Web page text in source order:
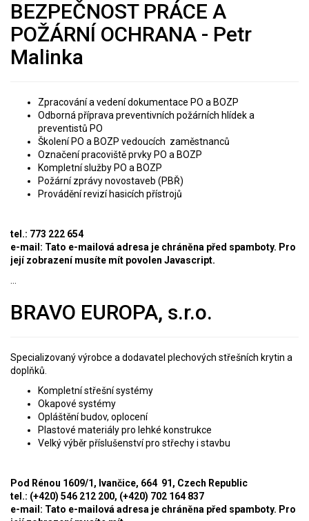
BEZPEČNOST PRÁCE A
POŽÁRNÍ OCHRANA - Petr
Malinka
Zpracování a vedení dokumentace PO a BOZP
Odborná příprava preventivních požárních hlídek a
preventistů PO
Školení PO a BOZP vedoucích zaměstnanců
Označení pracoviště prvky PO a BOZP
Kompletní služby PO a BOZP
Požární zprávy novostaveb (PBŘ)
Provádění revizí hasicích přístrojů
tel.: 773 222 654
e-mail: Tato e-mailová adresa je chráněna před spamboty. Pro
její zobrazení musíte mít povolen Javascript.
BRAVO EUROPA, s.r.o.
Specializovaný výrobce a dodavatel plechových střešních krytin a
doplňků.
Kompletní střešní systémy
Okapové systémy
Opláštění budov, oplocení
Plastové materiály pro lehké konstrukce
Velký výběr příslušenství pro střechy i stavbu
Pod Rénou 1609/1, Ivančice, 664 91, Czech Republic
tel.: (+420) 546 212 200, (+420) 702 164 837
e-mail: Tato e-mailová adresa je chráněna před spamboty. Pro